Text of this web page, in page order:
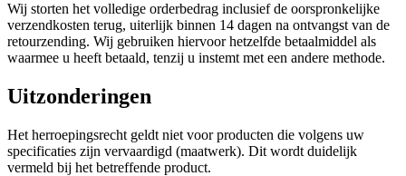
Wij storten het volledige orderbedrag inclusief de oorspronkelijke
verzendkosten terug, uiterlijk binnen 14 dagen na ontvangst van de
retourzending. Wij gebruiken hiervoor hetzelfde betaalmiddel als
waarmee u heeft betaald, tenzij u instemt met een andere methode.
Uitzonderingen
Het herroepingsrecht geldt niet voor producten die volgens uw
specificaties zijn vervaardigd (maatwerk). Dit wordt duidelijk
vermeld bij het betreffende product.